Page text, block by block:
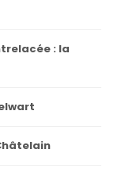
: la